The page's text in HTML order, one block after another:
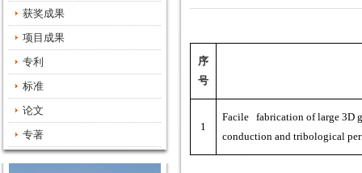
获奖成果
项目成果
专利
标准
论文
专著
序
号
1
Facile fabrication of large 3D
conduction and tribological